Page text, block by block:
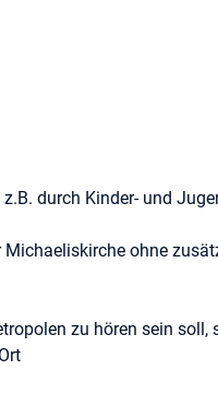
durch Kinder- und
ohne
zu hören sein soll,